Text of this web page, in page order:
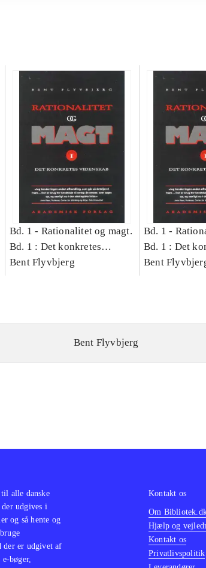
Bd. 1 - Rationalitet og magt.
Bd. 1 : Det konkretes
videnskab
Bent Flyvbjerg
Bd. 1 -
Bd. 1 : Det
videnskab
Bent
Bent Flyvbjerg
alle danske
udgives i
og så hente og
er udgivet af
bøger,
Kontakt os
Om
Hjælp og
Kontakt os
Privatlivspolitik